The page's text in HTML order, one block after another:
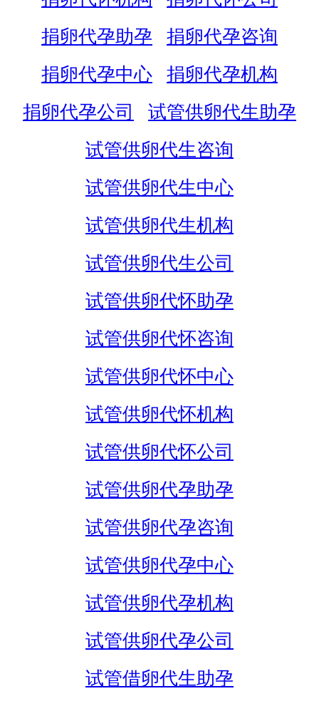
捐卵代孕助孕
捐卵代孕咨询
捐卵代孕中心
捐卵代孕机构
捐卵代孕公司
试管供卵代生助孕
试管供卵代生咨询
试管供卵代生中心
试管供卵代生机构
试管供卵代生公司
试管供卵代怀助孕
试管供卵代怀咨询
试管供卵代怀中心
试管供卵代怀机构
试管供卵代怀公司
试管供卵代孕助孕
试管供卵代孕咨询
试管供卵代孕中心
试管供卵代孕机构
试管供卵代孕公司
试管借卵代生助孕